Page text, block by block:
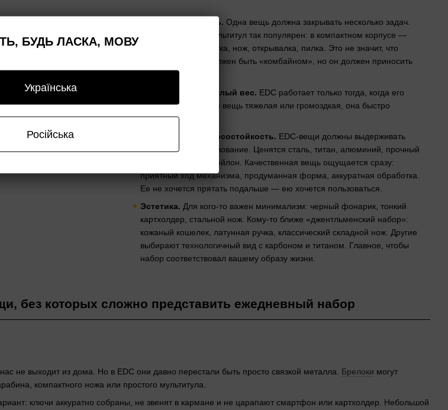
Функциональность. Одна вещь должна закрывать несколько задач.
Именно поэтому мультитул так популярен: в компактном корпусе —
плоскогубцы, отвертка, нож, открывалка, пилка. Это не значит, что
каждый предмет должен быть «комбайном», но он должен приносить
реальную пользу.
Компактность и малый вес. EDC работает только тогда, когда его
удобно носить. Если вещь тяжелая или громоздкая, она быстро
останется дома.
Надежность и износостойкость. EDC-вещи должны выдерживать
ежедневное использование. Ценятся сталь, титан, алюминий, прочный
пластик, кордура, нейлон. Качественная вещь ощущается сразу:
приятный ход механизма, продуманная форма, аккуратная обработка.
Ее не хочется прятать подальше — ею хочется пользоваться.
Эстетика. Для кого-то важен минимализм: черный фонарик, тонкий
картхолдер, стальной нож. Кому-то ближе «джентльменский набор»:
кожаный кошелек, латунная ручка, классический складной нож. Другие
выбирают технологичный вид с карбоном и титаном. Главное, чтобы
набор соответствовал вашему образу жизни.
без которых сложно представить ежедневный набор
не выходит из дома. Но в EDC они давно перестали быть просто связкой металла. Брелоки могут
компактного ножа или простого мультитула.
ключи аккуратно собраны, не звенят в кармане и не царапают смартфон или картхолдер. Небольшой
БУДЬ ЛАСКА, МОВУ
Українська
Російська